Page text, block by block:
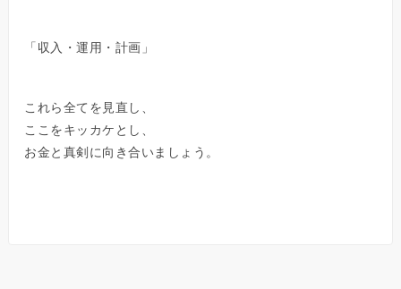
「収入・運用・計画」
これら全てを見直し、
ここをキッカケとし、
お金と真剣に向き合いましょう。